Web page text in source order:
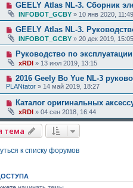
GEELY Atlas NL-3. Сборник
INFOBOT_GCBY » 10 янв 2020, 11:49
GEELY Atlas NL-3.
INFOBOT_GCBY » 20 дек 2019, 15:05
Руководство по
xRDI » 13 июл 2019, 13:15
2016 Geely Bo Yue NL-3
PLANtator » 14 май 2019, 18:27
Каталог оригинальных
xRDI » 04 сен 2018, 16:44
тема
к списку форумов